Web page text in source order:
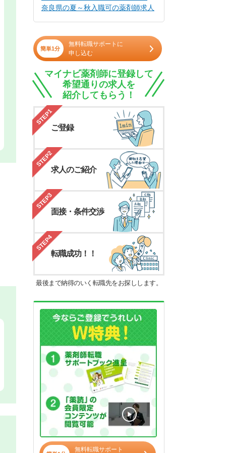
奈良県の夏～秋入職可の薬剤師求人
簡単1分
無料転職サポートに
申し込む
マイナビ薬剤師に登録して
希望通りの求人を
紹介してもらう！
STEP1
ご登録
STEP2
求人のご紹介
STEP3
面接・条件交渉
STEP4
転職成功！！
最後まで納得のいく転職先をお探しします。
無料転職サポート